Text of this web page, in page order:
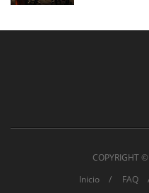
COPYRIGHT ©
Inicio
FAQ